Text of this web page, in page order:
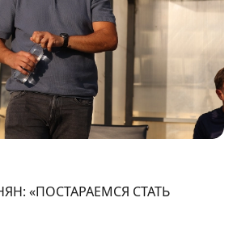
«ПОСТАРАЕМСЯ СТАТЬ